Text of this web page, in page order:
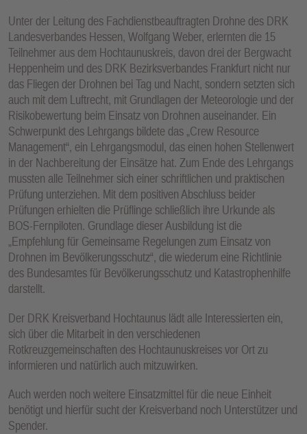
Unter der Leitung des Fachdienstbeauftragten Drohne des DRK
Landesverbandes Hessen, Wolfgang Weber, erlernten die 15
Teilnehmer aus dem Hochtaunuskreis, davon drei der Bergwacht
Heppenheim und des DRK Bezirksverbandes Frankfurt nicht nur
das Fliegen der Drohnen bei Tag und Nacht, sondern setzten sich
auch mit dem Luftrecht, mit Grundlagen der Meteorologie und der
Risikobewertung beim Einsatz von Drohnen auseinander. Ein
Schwerpunkt des Lehrgangs bildete das „Crew Resource
Management“, ein Lehrgangsmodul, das einen hohen Stellenwert
in der Nachbereitung der Einsätze hat. Zum Ende des Lehrgangs
mussten alle Teilnehmer sich einer schriftlichen und praktischen
Prüfung unterziehen. Mit dem positiven Abschluss beider
Prüfungen erhielten die Prüflinge schließlich ihre Urkunde als
BOS-Fernpiloten. Grundlage dieser Ausbildung ist die
„Empfehlung für Gemeinsame Regelungen zum Einsatz von
Drohnen im Bevölkerungsschutz“, die wiederum eine Richtlinie
des Bundesamtes für Bevölkerungsschutz und Katastrophenhilfe
darstellt.
Der DRK Kreisverband Hochtaunus lädt alle Interessierten ein,
sich über die Mitarbeit in den verschiedenen
Rotkreuzgemeinschaften des Hochtaunuskreises vor Ort zu
informieren und natürlich auch mitzuwirken.
Auch werden noch weitere Einsatzmittel für die neue Einheit
benötigt und hierfür sucht der Kreisverband noch Unterstützer und
Spender.